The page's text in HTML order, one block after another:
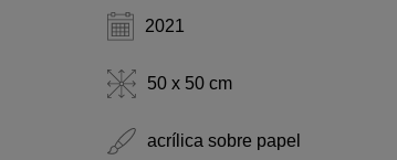
2021
50 x 50 cm
acrílica sobre papel